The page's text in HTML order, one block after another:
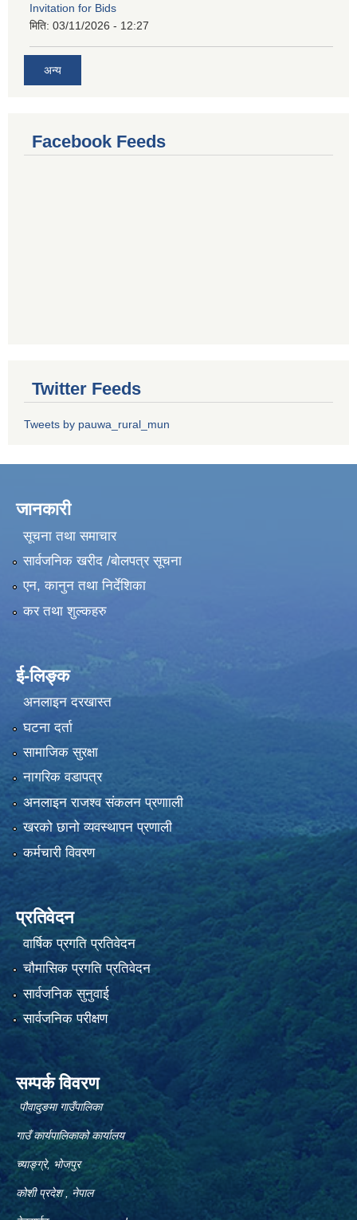
Invitation for Bids
मिति: 03/11/2026 - 12:27
अन्य
Facebook Feeds
Twitter Feeds
Tweets by pauwa_rural_mun
जानकारी
सूचना तथा समाचार
सार्वजनिक खरीद /बोलपत्र सूचना
एन, कानुन तथा निर्देशिका
कर तथा शुल्कहरु
ई-लिङ्क
अनलाइन दरखास्त
घटना दर्ता
सामाजिक सुरक्षा
नागरिक वडापत्र
अनलाइन राजश्व संकलन प्रणााली
खरको छानो व्यवस्थापन प्रणाली
कर्मचारी विवरण
प्रतिवेदन
वार्षिक प्रगति प्रतिवेदन
चौमासिक प्रगति प्रतिवेदन
सार्वजनिक सुनुवाई
सार्वजनिक परीक्षण
सम्पर्क विवरण
पौवादुङमा गाउँपालिका
गाउँ कार्यपालिकाको कार्यालय
च्याङ्ग्रे, भोजपुर
कोशी प्रदेश , नेपाल